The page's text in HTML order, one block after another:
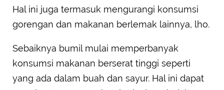
Hal ini juga termasuk mengurangi konsumsi
gorengan dan makanan berlemak lainnya, lho.
Sebaiknya bumil mulai memperbanyak
konsumsi makanan berserat tinggi seperti
yang ada dalam buah dan sayur. Hal ini dapat